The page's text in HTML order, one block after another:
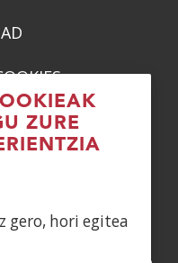
ZURE
gero, hori egitea